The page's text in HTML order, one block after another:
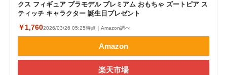
経営リーダーのコミュニティ
マーケ×ITの今がよく分かる
ITエンジニア向け専門サイト
企業向けIT製品の総合サイト
クス フィギュア プラモデル プレミアム おもちゃ ズートピア ス
ティッチ キャラクター 誕生日プレゼント
￥1,7602026/03/26 05:25時点｜Amazon調べ
Amazon
楽天市場